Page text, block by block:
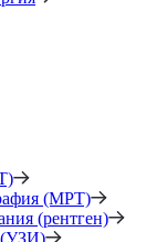
(МРТ)
(рентген)
(УЗИ)